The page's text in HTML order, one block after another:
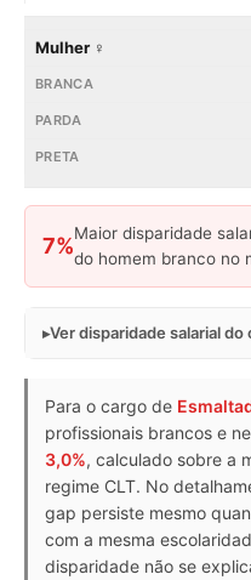
Mulher ♀
7%
Maior disparidade
do homem branco no
Ver disparidade salarial
Para o cargo de
profissionais brancos e
3,0%, calculado sobre a
regime CLT. No
gap persiste mesmo
com a mesma
disparidade não se